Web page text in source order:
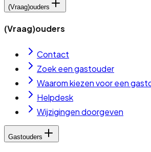
(Vraag)ouders
(Vraag)ouders
Contact
Zoek een gastouder
Waarom kiezen voor een
Helpdesk
Wijzigingen doorgeven
Gastouders